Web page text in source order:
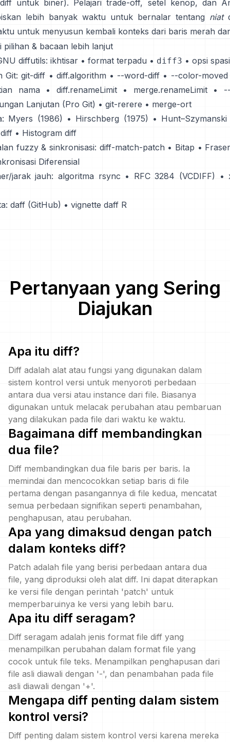
untuk biner). Pelajari trade-off, setel kenop, dan
lebih banyak waktu untuk bernalar tentang niat
untuk menyusun kembali konteks dari baris merah
pilihan & bacaan lebih lanjut
diffutils: ikhtisar • format terpadu • diff3 • opsi spasi
Git: git-diff • diff.algorithm • --word-diff • --color-moved
nama
• diff.renameLimit • merge.renameLimit •
Lanjutan (Pro Git) • git-rerere • merge-ort
Myers (1986) • Hirschberg (1975) •
• Histogram diff
fuzzy & sinkronisasi: diff-match-patch • Bitap •
Diferensial
jarak jauh: algoritma rsync • RFC 3284 (VCDIFF) •
daff (GitHub) • vignette daff R
Pertanyaan yang Sering
Diajukan
Apa itu diff?
Diff adalah alat atau fungsi yang digunakan dalam
sistem kontrol versi untuk menyoroti perbedaan
antara dua versi atau instance dari file. Biasanya
digunakan untuk melacak perubahan atau pembaruan
yang dilakukan pada file dari waktu ke waktu.
Bagaimana diff membandingkan
dua file?
Diff membandingkan dua file baris per baris. Ia
memindai dan mencocokkan setiap baris di file
pertama dengan pasangannya di file kedua, mencatat
semua perbedaan signifikan seperti penambahan,
penghapusan, atau perubahan.
Apa yang dimaksud dengan patch
dalam konteks diff?
Patch adalah file yang berisi perbedaan antara dua
file, yang diproduksi oleh alat diff. Ini dapat diterapkan
ke versi file dengan perintah 'patch' untuk
memperbaruinya ke versi yang lebih baru.
Apa itu diff seragam?
Diff seragam adalah jenis format file diff yang
menampilkan perubahan dalam format file yang
cocok untuk file teks. Menampilkan penghapusan dari
file asli diawali dengan '-', dan penambahan pada file
asli diawali dengan '+'.
Mengapa diff penting dalam sistem
kontrol versi?
Diff penting dalam sistem kontrol versi karena mereka